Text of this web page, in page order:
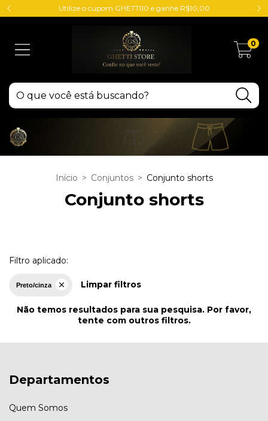
Utilize o cupom GHETTI10 e ganhe R$10,00
0
Início > Conjuntos > Conjunto shorts
Conjunto shorts
Filtro aplicado:
Preto/cinza Limpar filtros
Não temos resultados para sua pesquisa. Por favor,
tente com outros filtros.
Departamentos
Quem Somos